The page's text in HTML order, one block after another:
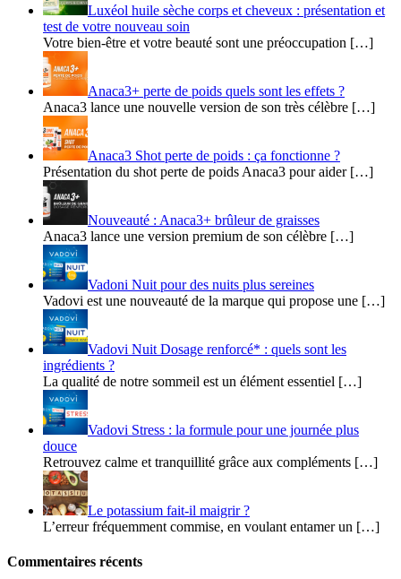
Luxéol huile sèche corps et cheveux : présentation et
test de votre nouveau soin
Votre bien-être et votre beauté sont une préoccupation […]
Anaca3+ perte de poids quels sont les effets ?
Anaca3 lance une nouvelle version de son très célèbre […]
Anaca3 Shot perte de poids : ça fonctionne ?
Présentation du shot perte de poids Anaca3 pour aider […]
Nouveauté : Anaca3+ brûleur de graisses
Anaca3 lance une version premium de son célèbre […]
Vadoni Nuit pour des nuits plus sereines
Vadovi est une nouveauté de la marque qui propose une […]
Vadovi Nuit Dosage renforcé* : quels sont les
ingrédients ?
La qualité de notre sommeil est un élément essentiel […]
Vadovi Stress : la formule pour une journée plus
douce
Retrouvez calme et tranquillité grâce aux compléments […]
Le potassium fait-il maigrir ?
L’erreur fréquemment commise, en voulant entamer un […]
Commentaires récents